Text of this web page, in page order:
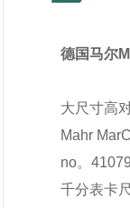
德国马尔
大尺寸高
Mahr
no。
千分表卡